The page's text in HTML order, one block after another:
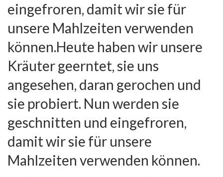
eingefroren, damit wir sie für
unsere Mahlzeiten verwenden
können.Heute haben wir unsere
Kräuter geerntet, sie uns
angesehen, daran gerochen und
sie probiert. Nun werden sie
geschnitten und eingefroren,
damit wir sie für unsere
Mahlzeiten verwenden können.